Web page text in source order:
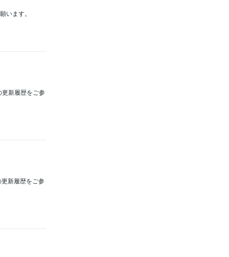
います。
新履歴をご参
新履歴をご参